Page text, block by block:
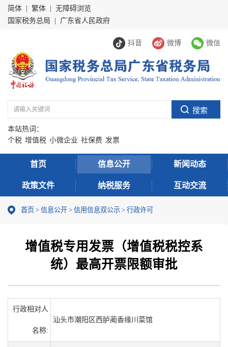
简体 繁体
无障碍浏览
国家税务总局
广东省人民政府
抖音 微博 微信
本站热词：
个税 增值税 小微企业 社保费 发票
首页 信息公开 新闻动态
政策文件 纳税服务 互动交流
首页 > 信息公开 > 信用信息双公示 > 行政许可
增值税专用发票（增值税税控系
统）最高开票限额审批
行政相对人
名称:
汕头市潮阳区西胪蔺香缘川菜馆